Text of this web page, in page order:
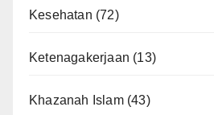
Kesehatan (72)
Ketenagakerjaan (13)
Khazanah Islam(43)